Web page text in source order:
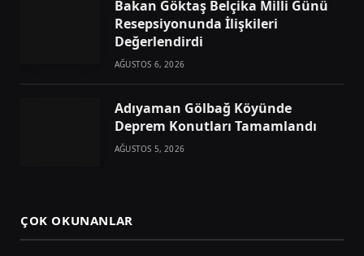
Bakan Göktaş Belçika Milli Günü
Resepsiyonunda İlişkileri
Değerlendirdi
AĞUSTOS 6, 2026
Adıyaman Gölbağ Köyünde
Deprem Konutları Tamamlandı
AĞUSTOS 5, 2026
ÇOK OKUNANLAR